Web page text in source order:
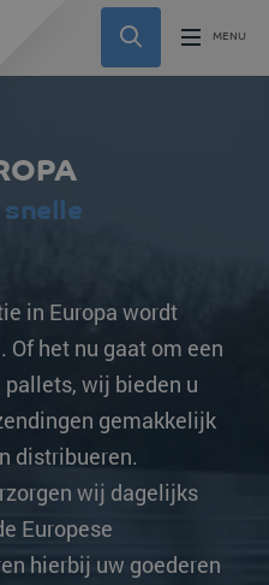
snelle
in Europa wordt
Of het nu gaat om een
wij bieden u
gemakkelijk
distribueren.
wij dagelijks
Europese
hierbij uw goederen